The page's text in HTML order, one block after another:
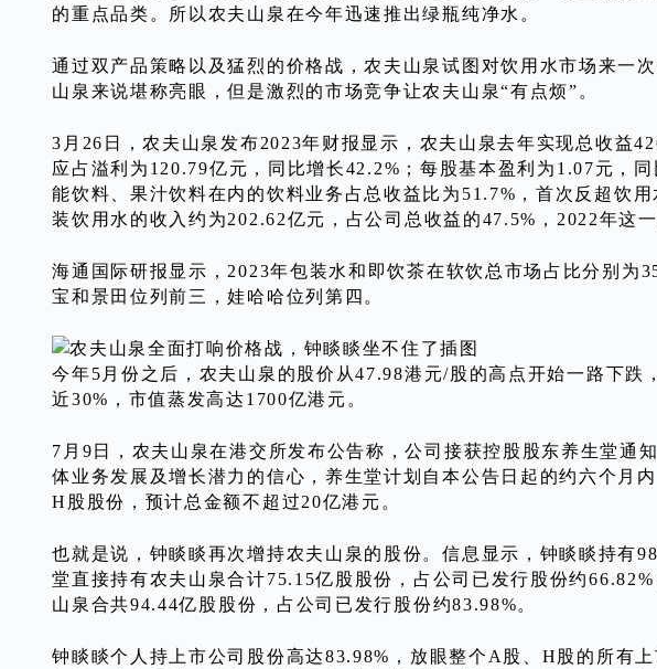
的重点品类。所以农夫山泉在今年迅速推出绿瓶纯净水。
通过双产品策略以及猛烈的价格战，农夫山泉试图对饮用水市场来一
山泉来说堪称亮眼，但是激烈的市场竞争让农夫山泉“有点烦”。
3月26日，农夫山泉发布2023年财报显示，农夫山泉去年实现总收益
应占溢利为120.79亿元，同比增长42.2%；每股基本盈利为1.07元，
能饮料、果汁饮料在内的饮料业务占总收益比为51.7%，首次反超饮
装饮用水的收入约为202.62亿元，占公司总收益的47.5%，2022年这一
海通国际研报显示，2023年包装水和即饮茶在软饮总市场占比分别为
宝和景田位列前三，娃哈哈位列第四。
今年5月份之后，农夫山泉的股价从47.98港元/股的高点开始一路下跌
近30%，市值蒸发高达1700亿港元。
7月9日，农夫山泉在港交所发布公告称，公司接获控股股东养生堂通
体业务发展及增长潜力的信心，养生堂计划自本公告日起的约六个月
H股股份，预计总金额不超过20亿港元。
也就是说，钟睒睒再次增持农夫山泉的股份。信息显示，钟睒睒持有
堂直接持有农夫山泉合计75.15亿股股份，占公司已发行股份约
山泉合共94.44亿股股份，占公司已发行股份约83.98%。
钟睒睒个人持上市公司股份高达83.98%，放眼整个A股、H股的所有